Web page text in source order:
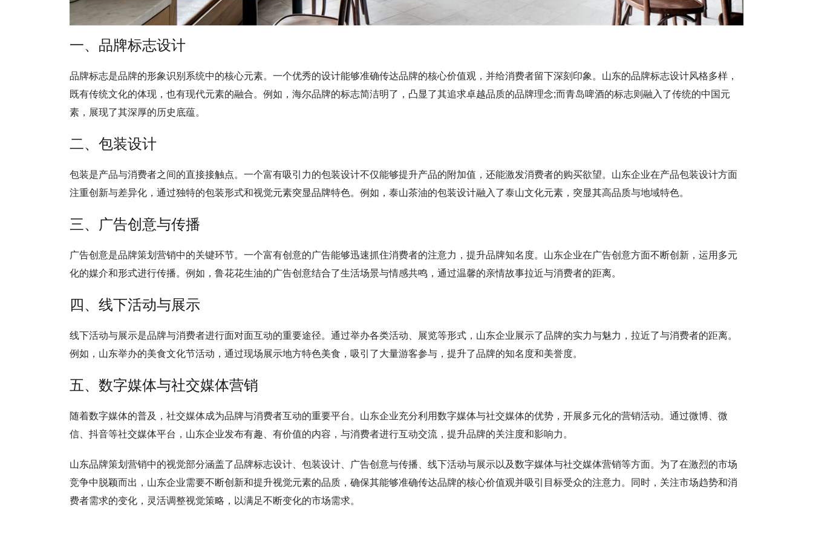
一、品牌标志设计
品牌标志是品牌的形象识别系统中的核心元素。一个优秀的设计能够准确传达品牌的核心价值观，并给消费者留下深刻印象。山东的品牌标志设计风格多样，
既有传统文化的体现，也有现代元素的融合。例如，海尔品牌的标志简洁明了，凸显了其追求卓越品质的品牌理念;而青岛啤酒的标志则融入了传统的中国元
素，展现了其深厚的历史底蕴。
二、包装设计
包装是产品与消费者之间的直接接触点。一个富有吸引力的包装设计不仅能够提升产品的附加值，还能激发消费者的购买欲望。山东企业在产品包装设计方面
注重创新与差异化，通过独特的包装形式和视觉元素突显品牌特色。例如，泰山茶油的包装设计融入了泰山文化元素，突显其高品质与地域特色。
三、广告创意与传播
广告创意是品牌策划营销中的关键环节。一个富有创意的广告能够迅速抓住消费者的注意力，提升品牌知名度。山东企业在广告创意方面不断创新，运用多元
化的媒介和形式进行传播。例如，鲁花花生油的广告创意结合了生活场景与情感共鸣，通过温馨的亲情故事拉近与消费者的距离。
四、线下活动与展示
线下活动与展示是品牌与消费者进行面对面互动的重要途径。通过举办各类活动、展览等形式，山东企业展示了品牌的实力与魅力，拉近了与消费者的距离。
例如，山东举办的美食文化节活动，通过现场展示地方特色美食，吸引了大量游客参与，提升了品牌的知名度和美誉度。
五、数字媒体与社交媒体营销
随着数字媒体的普及，社交媒体成为品牌与消费者互动的重要平台。山东企业充分利用数字媒体与社交媒体的优势，开展多元化的营销活动。通过微博、微
信、抖音等社交媒体平台，山东企业发布有趣、有价值的内容，与消费者进行互动交流，提升品牌的关注度和影响力。
山东品牌策划营销中的视觉部分涵盖了品牌标志设计、包装设计、广告创意与传播、线下活动与展示以及数字媒体与社交媒体营销等方面。为了在激烈的市场
竞争中脱颖而出，山东企业需要不断创新和提升视觉元素的品质，确保其能够准确传达品牌的核心价值观并吸引目标受众的注意力。同时，关注市场趋势和消
费者需求的变化，灵活调整视觉策略，以满足不断变化的市场需求。